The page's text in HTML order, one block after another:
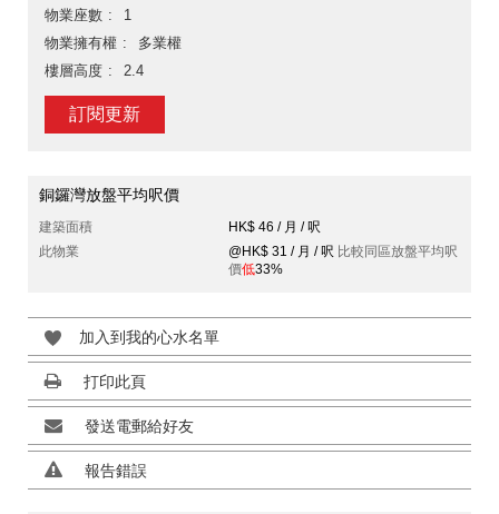
物業座數
1
物業擁有權
多業權
樓層高度
2.4
訂閱更新
銅鑼灣放盤平均呎價
建築面積
HK$ 46 / 月 / 呎
此物業
@HK$ 31 / 月 / 呎 比較同區放盤平均呎
價低33%
加入到我的心水名單
打印此頁
發送電郵給好友
報告錯誤